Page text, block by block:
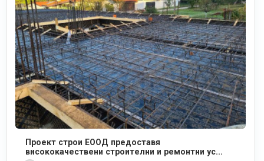
Проект строи ЕООД предоставя
висококачествени строителни и ремонтни ус...